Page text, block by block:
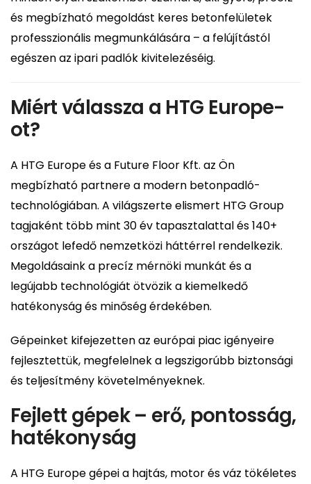
és megbízható megoldást keres betonfelületek
professzionális megmunkálására – a felújítástól
egészen az ipari padlók kivitelezéséig.
Miért válassza a HTG Europe-
ot?
A HTG Europe és a Future Floor Kft. az Ön
megbízható partnere a modern betonpadló-
technológiában. A világszerte elismert HTG Group
tagjaként több mint 30 év tapasztalattal és 140+
országot lefedő nemzetközi háttérrel rendelkezik.
Megoldásaink a precíz mérnöki munkát és a
legújabb technológiát ötvözik a kiemelkedő
hatékonyság és minőség érdekében.
Gépeinket kifejezetten az európai piac igényeire
fejlesztettük, megfelelnek a legszigorúbb biztonsági
és teljesítmény követelményeknek.
Fejlett gépek – erő, pontosság,
hatékonyság
A HTG Europe gépei a hajtás, motor és váz tökéletes